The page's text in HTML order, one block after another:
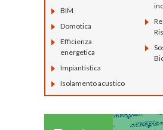
BIM
Domotica
Efficienza
energetica
Impiantistica
Isolamento acustico